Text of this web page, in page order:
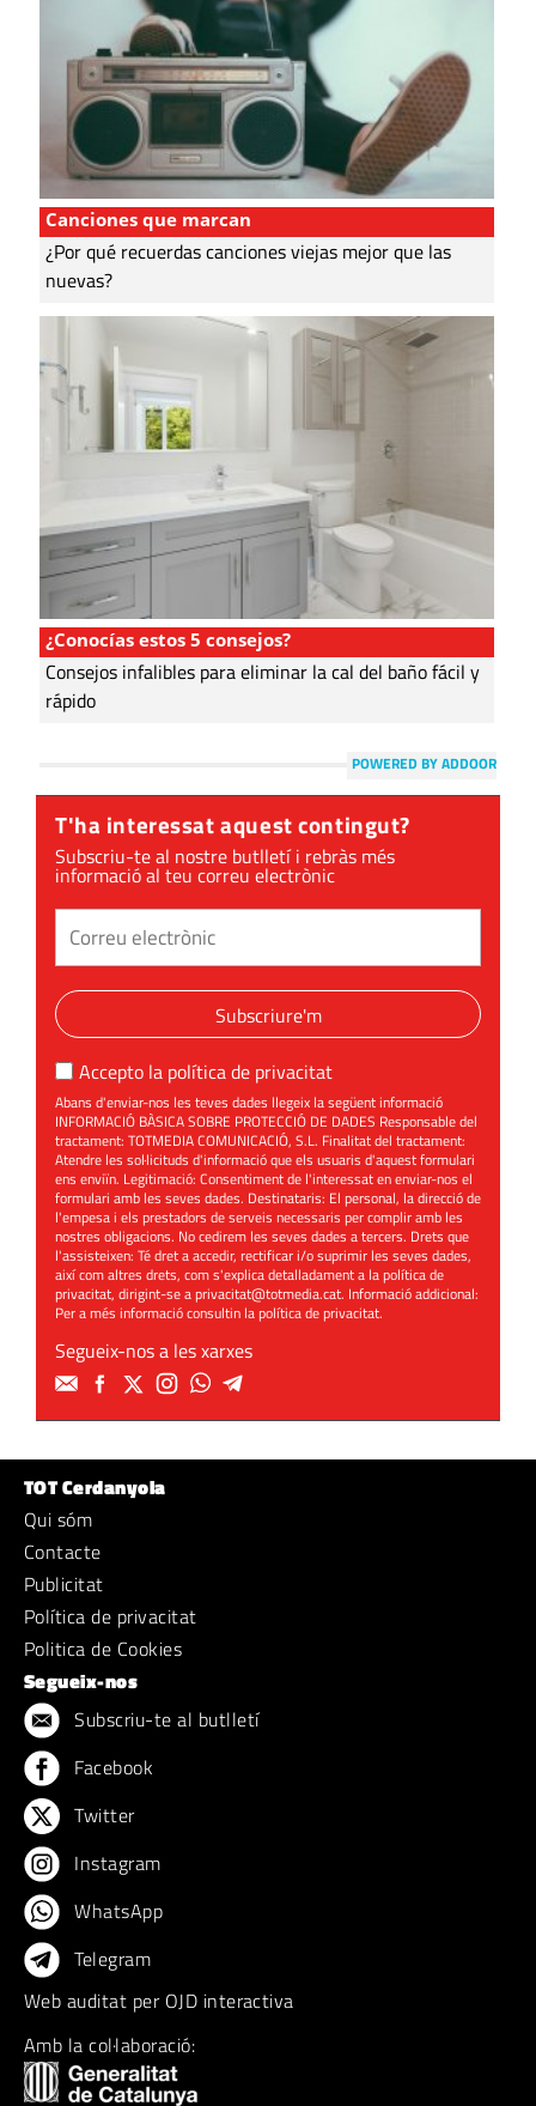
Canciones que marcan
¿Por qué recuerdas canciones viejas mejor que las
nuevas?
¿Conocías estos 5 consejos?
Consejos infalibles para eliminar la cal del baño fácil y
rápido
POWERED BY ADDOOR
T'ha interessat aquest contingut?
Subscriu-te al nostre butlletí i rebràs més
informació al teu correu electrònic
Subscriure'm
Accepto la política de privacitat
Abans d'enviar-nos les teves dades llegeix la següent informació
INFORMACIÓ BÀSICA SOBRE PROTECCIÓ DE DADES Responsable del
tractament: TOTMEDIA COMUNICACIÓ, S.L. Finalitat del tractament:
Atendre les sol·licituds d'informació que els usuaris d'aquest formulari
ens enviïn. Legitimació: Consentiment de l'interessat en enviar-nos el
formulari amb les seves dades. Destinataris: El personal, la direcció de
l'empesa i els prestadors de serveis necessaris per complir amb les
nostres obligacions. No cedirem les seves dades a tercers. Drets que
l'assisteixen: Té dret a accedir, rectificar i/o suprimir les seves dades,
així com altres drets, com s'explica detalladament a la política de
privacitat, dirigint-se aprivacitat@totmedia.cat. Informació addicional:
Per a més informació consultin lapolítica de privacitat.
Segueix-nos a les xarxes
TOT Cerdanyola
Qui sóm
Contacte
Publicitat
Política de privacitat
Politica de Cookies
Segueix-nos
Subscriu-te al butlletí
Facebook
Twitter
Instagram
WhatsApp
Telegram
Web auditat per OJD interactiva
Amb la col·laboració: